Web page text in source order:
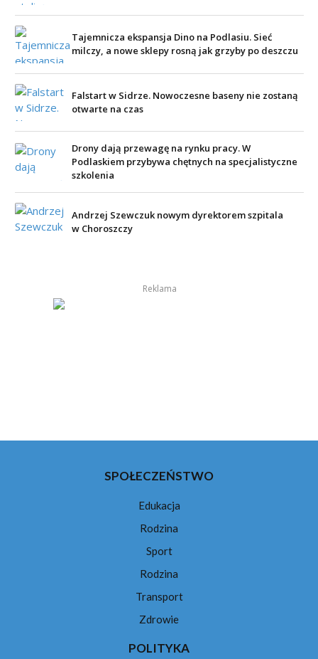
Tajemnicza ekspansja Dino na Podlasiu. Sieć
milczy, a nowe sklepy rosną jak grzyby po deszczu
Falstart w Sidrze. Nowoczesne baseny nie zostaną
otwarte na czas
Drony dają przewagę na rynku pracy. W
Podlaskiem przybywa chętnych na specjalistyczne
szkolenia
Andrzej Szewczuk nowym dyrektorem szpitala
w Choroszczy
Reklama
SPOŁECZEŃSTWO
Edukacja
Rodzina
Sport
Rodzina
Transport
Zdrowie
POLITYKA